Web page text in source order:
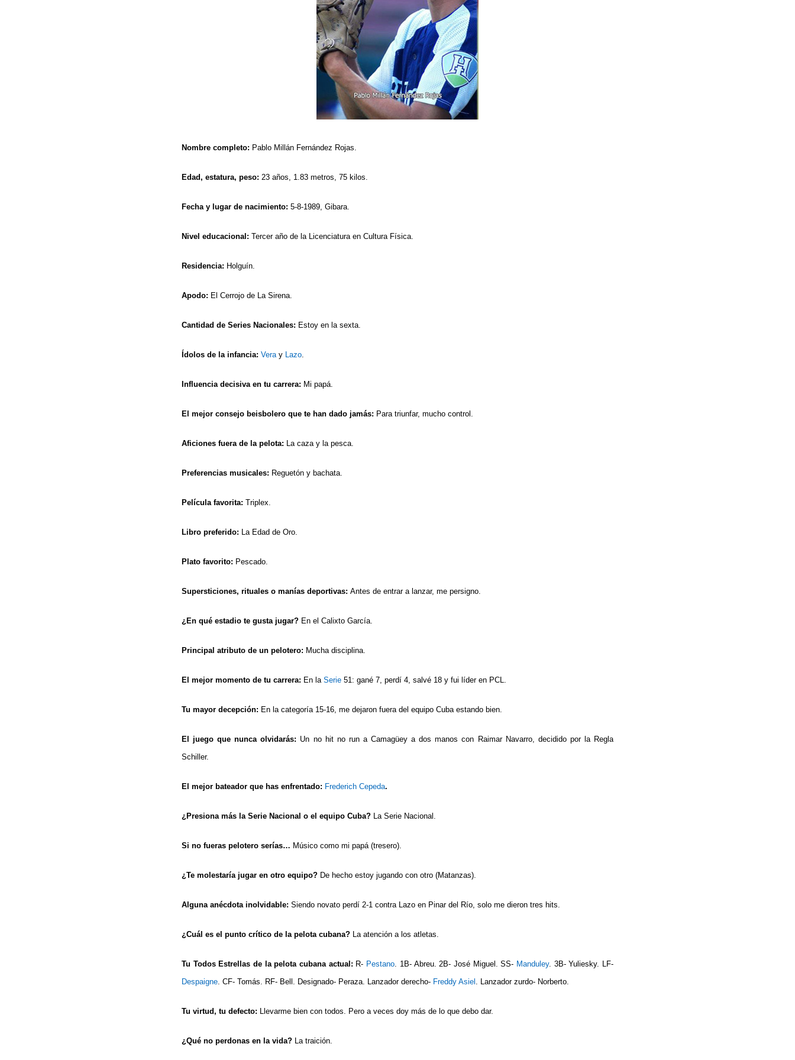
Nombre completo: Pablo Millán Fernández Rojas.
Edad, estatura, peso: 23 años, 1.83 metros, 75 kilos.
Fecha y lugar de nacimiento: 5-8-1989, Gibara.
Nivel educacional: Tercer año de la Licenciatura en Cultura Física.
Residencia: Holguín.
Apodo: El Cerrojo de La Sirena.
Cantidad de Series Nacionales: Estoy en la sexta.
Ídolos de la infancia: Vera y Lazo
Influencia decisiva en tu carrera: Mi papá.
El mejor consejo beisbolero que te han dado jamás: Para triunfar, mucho control.
Aficiones fuera de la pelota: La caza y la pesca.
Preferencias musicales: Reguetón y bachata.
Película favorita: Triplex.
Libro preferido: La Edad de Oro.
Plato favorito: Pescado.
Supersticiones, rituales o manías deportivas: Antes de entrar a lanzar, me persigno.
¿En qué estadio te gusta jugar? En el Calixto García.
Principal atributo de un pelotero: Mucha disciplina.
El mejor momento de tu carrera: En la Serie 51: gané 7, perdí 4, salvé 18 y fui líder en PCL.
Tu mayor decepción: En la categoría 15-16, me dejaron fuera del equipo Cuba estando bien.
El juego que nunca olvidarás: Un no hit no run a Camagüey a dos manos con Raimar Navarro, decidido por la Regla
Schiller.
El mejor bateador que has enfrentado: Frederich Cepeda.
¿Presiona más la Serie Nacional o el equipo Cuba? La Serie Nacional.
Si no fueras pelotero serías… Músico como mi papá (tresero).
¿Te molestaría jugar en otro equipo? De hecho estoy jugando con otro (Matanzas).
Alguna anécdota inolvidable: Siendo novato perdí 2-1 contra Lazo en Pinar del Río, solo me dieron tres hits.
¿Cuál es el punto crítico de la pelota cubana? La atención a los atletas.
Tu Todos Estrellas de la pelota cubana actual: R- Pestano . 1B- Abreu. 2B- José Miguel. SS- Manduley. 3B- Yuliesky. LF-
Despaigne . CF- Tomás. RF- Bell. Designado- Peraza. Lanzador derecho- Freddy Asiel . Lanzador zurdo- Norberto.
Tu virtud, tu defecto: Llevarme bien con todos. Pero a veces doy más de lo que debo dar.
¿Qué no perdonas en la vida? La traición.